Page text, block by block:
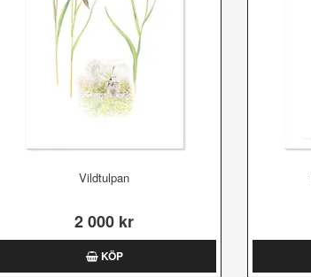
Vildtulpan
2 000 kr
KÖP